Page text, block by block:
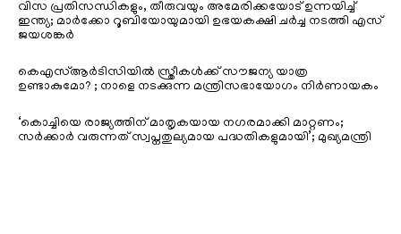
വിസ പ്രതിസന്ധികളും, തീരുവയും അമേരിക്കയോട് ഉന്നയിച്ച്
ഇന്ത്യ; മാർക്കോ റൂബിയോയുമായി ഉഭയകക്ഷി ചർച്ച നടത്തി എസ്
ജയശങ്കർ
കെഎസ്ആർടിസിയിൽ സ്ത്രീകൾക്ക് സൗജന്യ യാത്ര
ഉണ്ടാകുമോ? ; നാളെ നടക്കുന്ന മന്ത്രിസഭായോഗം നിർണായകം
‘കൊച്ചിയെ രാജ്യത്തിന് മാതൃകയായ നഗരമാക്കി മാറ്റണം;
സർക്കാർ വരുന്നത് സ്വപ്നതുല്യമായ പദ്ധതികളുമായി’; മുഖ്യമന്ത്രി